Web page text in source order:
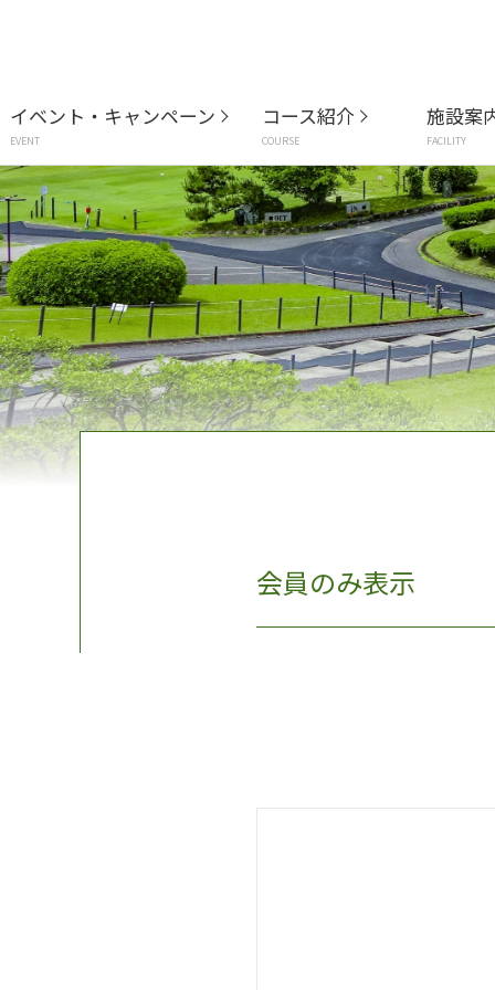
イベント・キャンペーン
EVENT
コース紹介
COURSE
施設案
FACILITY
会員のみ表示